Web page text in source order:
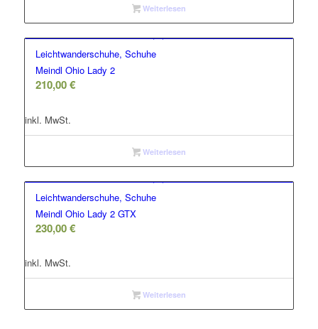
Weiterlesen
Leichtwanderschuhe, Schuhe
Meindl Ohio Lady 2
210,00€
inkl. MwSt.
Weiterlesen
Leichtwanderschuhe, Schuhe
Meindl Ohio Lady 2 GTX
230,00€
inkl. MwSt.
Weiterlesen